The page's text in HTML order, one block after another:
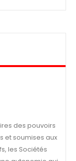
des pouvoirs
et soumises aux
les Sociétés